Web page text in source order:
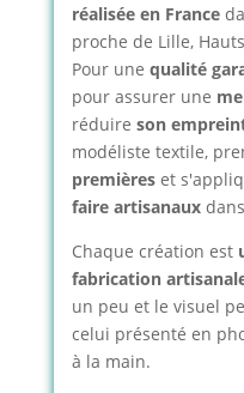
réalisée en France
proche de Lille,
Pour une qualité
pour assurer une
réduire son
modéliste textile,
premières et
faire artisanaux
Chaque création est
fabrication
un peu et le visuel
celui présenté en
à la main.